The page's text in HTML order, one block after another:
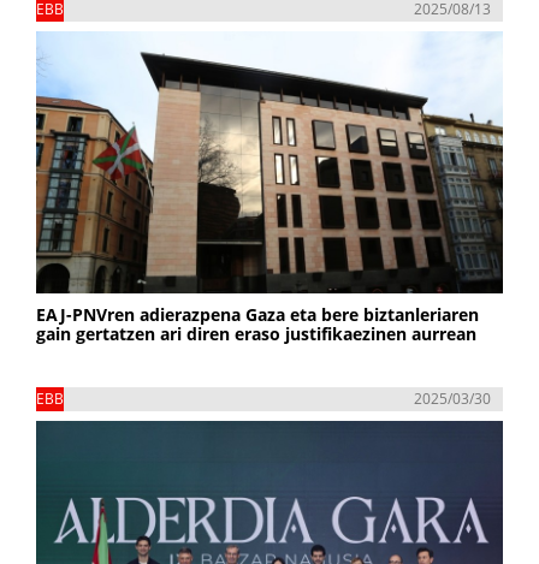
EBB 2025/08/13
EAJ-PNVren adierazpena Gaza eta bere biztanleriaren
gain gertatzen ari diren eraso justifikaezinen aurrean
EBB 2025/03/30